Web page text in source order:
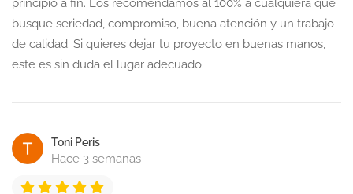
principio a fin. Los recomendamos al 100% a cualquiera que
busque seriedad, compromiso, buena atención y un trabajo
de calidad. Si quieres dejar tu proyecto en buenas manos,
este es sin duda el lugar adecuado.
Toni Peris
Hace 3 semanas